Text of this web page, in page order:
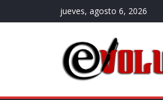
al
jueves, agosto 6, 2026